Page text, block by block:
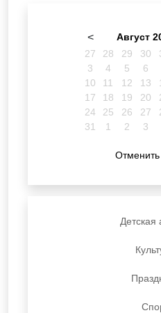
< Август
27 28 29 30
3
4 5 6
10
11 12 13
17
18 19 20
24
25 26 27
31
1 2 3